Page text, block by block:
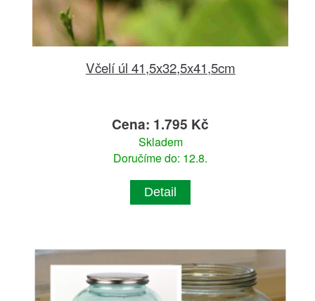
Včelí úl 41,5x32,5x41,5cm
Cena: 1.795 Kč
Skladem
Doručíme do: 12.8.
Detail